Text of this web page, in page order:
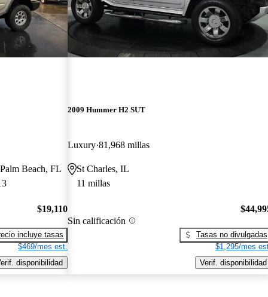
Beach, FL
$19,110
incluye tasas
$469/mes est.
disponibilidad
2009 Hummer H2 SUT
Luxury 81,968 millas
St Charles, IL
11 millas
Sin calificación
Tasas no divulgadas
$1,295/mes
Verif. disponibilidad